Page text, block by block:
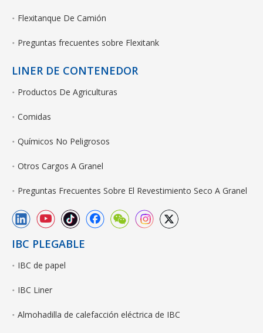
Flexitanque De Camión
Preguntas frecuentes sobre Flexitank
LINER DE CONTENEDOR
Productos De Agriculturas
Comidas
Químicos No Peligrosos
Otros Cargos A Granel
Preguntas Frecuentes Sobre El Revestimiento Seco A Granel
IBC PLEGABLE
IBC de papel
IBC Liner
Almohadilla de calefacción eléctrica de IBC